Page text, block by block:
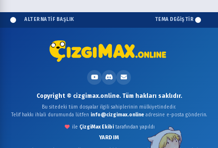
ALTERNATİF BAŞLIK TEMA DEĞİŞTİR
YARDIM
Copyright © cizgimax.online. Tüm hakları saklıdır.
Bu sitedeki tüm dosyalar ilgili sahiplerinin mülkiyetindedir.
Telif hakkı ihlali durumunda lütfen info@cizgimax.onlineadresine e-posta gönderin.
ile ÇizgiMax Ekibitarafından yapıldı